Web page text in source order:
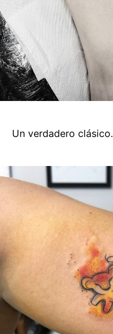
Un verdadero clásico.